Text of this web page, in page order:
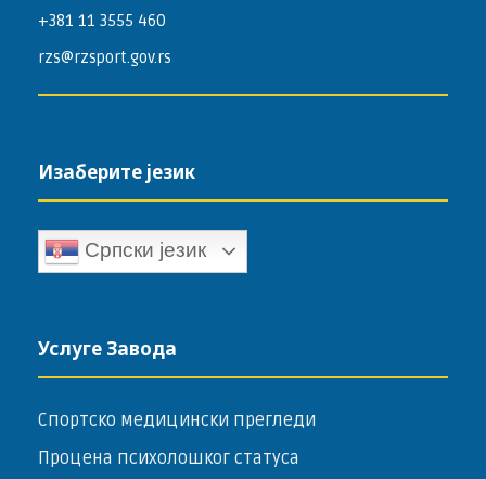
+381 11 3555 460
rzs@rzsport.gov.rs
Изаберите језик
Српски језик
Услуге Завода
Спортско медицински прегледи
Процена психолошког статуса